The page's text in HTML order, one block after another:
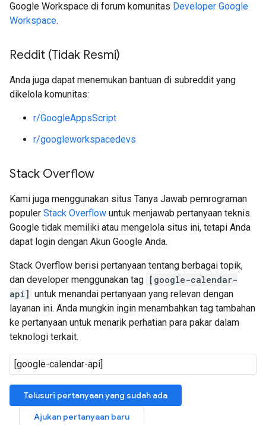
Google Workspace di forum komunitas Developer Google
Workspace.
Reddit (Tidak Resmi)
Anda juga dapat menemukan bantuan di subreddit yang
dikelola komunitas:
r/GoogleAppsScript
r/googleworkspacedevs
Stack Overflow
Kami juga menggunakan situs Tanya Jawab pemrograman
populer Stack Overflow untuk menjawab pertanyaan teknis.
Google tidak memiliki atau mengelola situs ini, tetapi Anda
dapat login dengan Akun Google Anda.
Stack Overflow berisi pertanyaan tentang berbagai topik,
dan developer menggunakan tag [google-calendar-
api] untuk menandai pertanyaan yang relevan dengan
layanan ini. Anda mungkin ingin menambahkan tag tambahan
ke pertanyaan untuk menarik perhatian para pakar dalam
teknologi terkait.
Telusuri pertanyaan yang sudah ada
Ajukan pertanyaan baru